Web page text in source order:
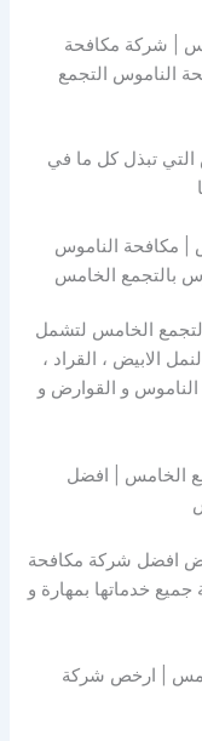
| شركة مكافحة
الناموس التجمع
التي تبذل كل ما في
| مكافحة الناموس
بالتجمع الخامس
الخامس لتشمل
الابيض ، القراد ،
الناموس و القوارض و
الخامس | افضل
افضل شركة مكافحة
خدماتها بمهارة و
| ارخص شركة